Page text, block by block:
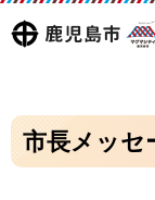
鹿児島
マグ
マシ
市長メッセ